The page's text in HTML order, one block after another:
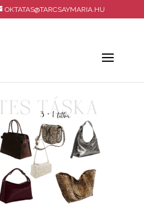
OKTATAS@TARCSAYMARIA.HU